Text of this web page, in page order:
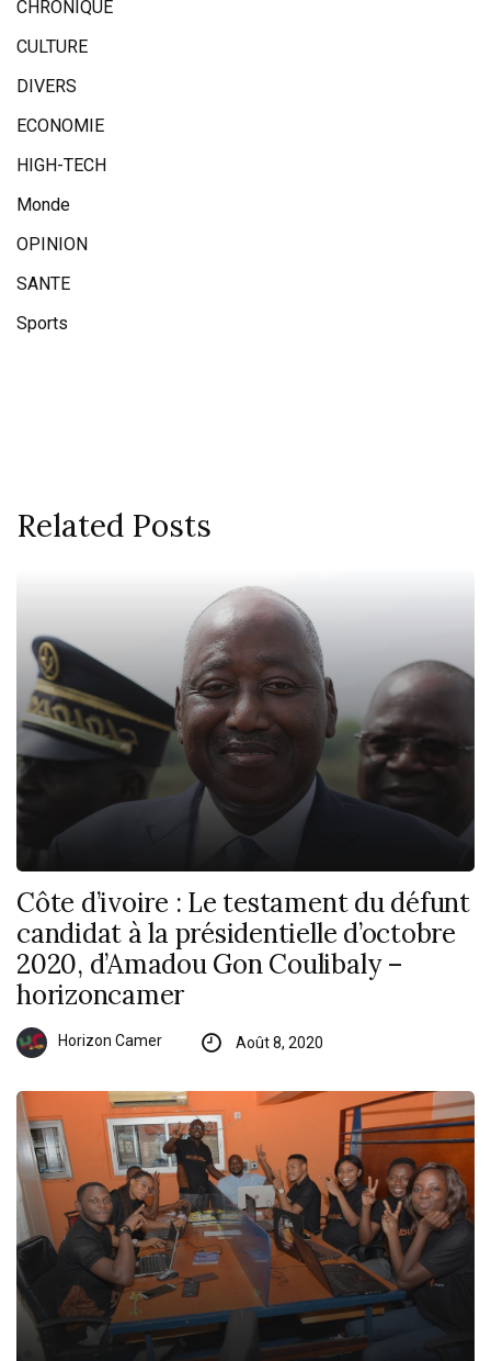
CHRONIQUE
CULTURE
DIVERS
ECONOMIE
HIGH-TECH
Monde
OPINION
SANTE
Sports
Related Posts
Côte d’ivoire : Le testament du défunt
candidat à la présidentielle d’octobre
2020, d’Amadou Gon Coulibaly –
horizoncamer
Horizon Camer Août 8, 2020